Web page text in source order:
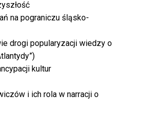
na pograniczu śląsko-
drogi popularyzacji wiedzy o
kultur
i ich rola w narracji o